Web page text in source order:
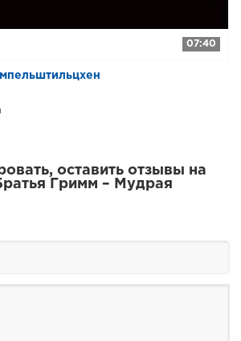
07:40
оставить отзывы на
Гримм – Мудрая